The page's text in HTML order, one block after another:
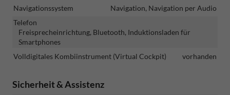
Navigationssystem
Navigation, Navigation per Audio
Telefon
Freisprecheinrichtung, Bluetooth, Induktionsladen für
Smartphones
Volldigitales Kombiinstrument (Virtual Cockpit)
vorhanden
Sicherheit & Assistenz